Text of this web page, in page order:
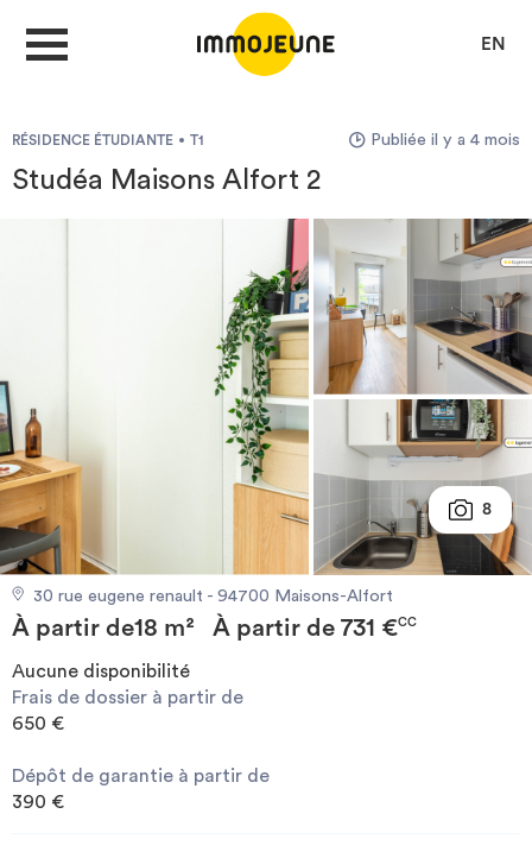
EN
DÉPOSER UNE ANNONCE
Je cherche un logement
Je propose un bien
Villes
Investir
Blog
RÉSIDENCE ÉTUDIANTE T1 Publiée il y a 4 mois
Studéa Maisons Alfort 2
8
30 rue eugene renault - 94700 Maisons-Alfort
À partir de18 m² À partir de 731 €CC
Aucune disponibilité
Frais de dossier à partir de
650 €
Dépôt de garantie à partir de
390 €